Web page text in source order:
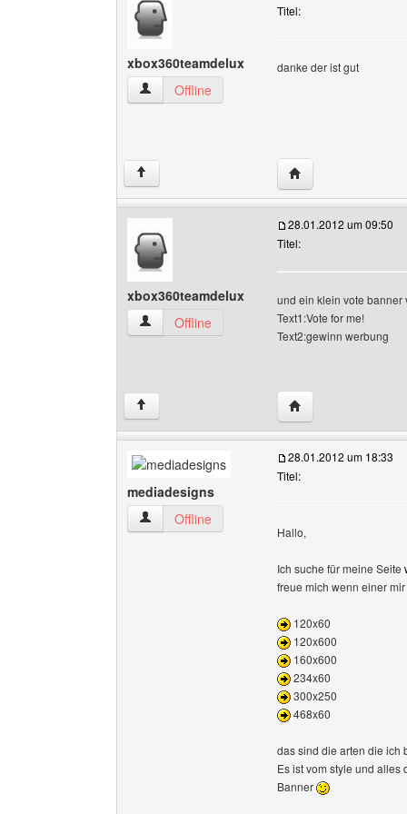
xbox360teamdelux
xbox360teamdelux Benutzer-Profile anzeigen
Offline
Titel:
danke der ist gut
↑ Website dieses
xbox360teamdelux
xbox360teamdelux Benutzer-Profile anzeigen
Offline
28.01.2012 um 09:50
Titel:
und ein klein vote banner
Text1:Vote for me!
Text2:gewinn werbung
↑ Website dieses
mediadesigns
mediadesigns Benutzer-Profile anzeigen
Offline
28.01.2012 um 18:33
Titel:
Hallo,
Ich suche für meine Seite
freue mich wenn einer
120x60
120x600
160x600
234x60
300x250
468x60
das sind die arten die ich
Es ist vom style und
Banner